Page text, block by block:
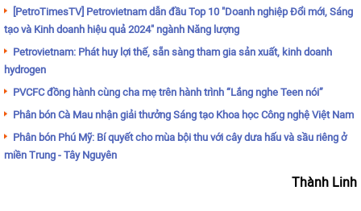
[PetroTimesTV] Petrovietnam dẫn đầu Top 10 "Doanh nghiệp Đổi mới, Sáng
tạo và Kinh doanh hiệu quả 2024" ngành Năng lượng
Petrovietnam: Phát huy lợi thế, sẵn sàng tham gia sản xuất, kinh doanh
hydrogen
PVCFC đồng hành cùng cha mẹ trên hành trình “Lắng nghe Teen nói”
Phân bón Cà Mau nhận giải thưởng Sáng tạo Khoa học Công nghệ Việt Nam
Phân bón Phú Mỹ: Bí quyết cho mùa bội thu với cây dưa hấu và sầu riêng ở
miền Trung - Tây Nguyên
Thành Linh